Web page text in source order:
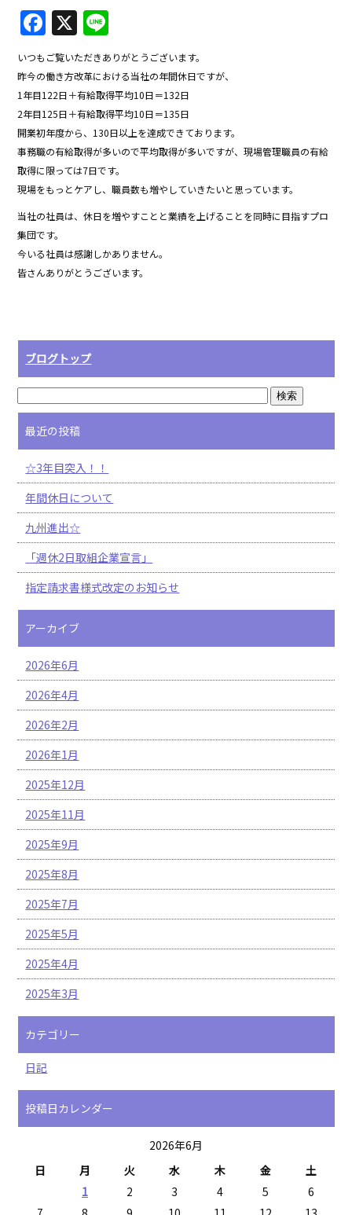
F
a
c
e
b
o
o
k
X
n
e
いつもご覧いただきありがとうございます。
昨今の働き方改革における当社の年間休日ですが、
1年目122日＋有給取得平均10日＝132日
2年目125日＋有給取得平均10日＝135日
開業初年度から、130日以上を達成できております。
事務職の有給取得が多いので平均取得が多いですが、現場管理職員の有給
取得に限っては7日です。
現場をもっとケアし、職員数も増やしていきたいと思っています。
当社の社員は、休日を増やすことと業績を上げることを同時に目指すプロ
集団です。
今いる社員は感謝しかありません。
皆さんありがとうございます。
ブログトップ
最近の投稿
☆3年目突入！！
年間休日について
九州進出☆
「週休2日取組企業宣言」
指定請求書様式改定のお知らせ
アーカイブ
2026年6月
2026年4月
2026年2月
2026年1月
2025年12月
2025年11月
2025年9月
2025年8月
2025年7月
2025年5月
2025年4月
2025年3月
カテゴリー
日記
投稿日カレンダー
2026年6月
日
月 火 水 木 金
土
1
2 3 4 5
6